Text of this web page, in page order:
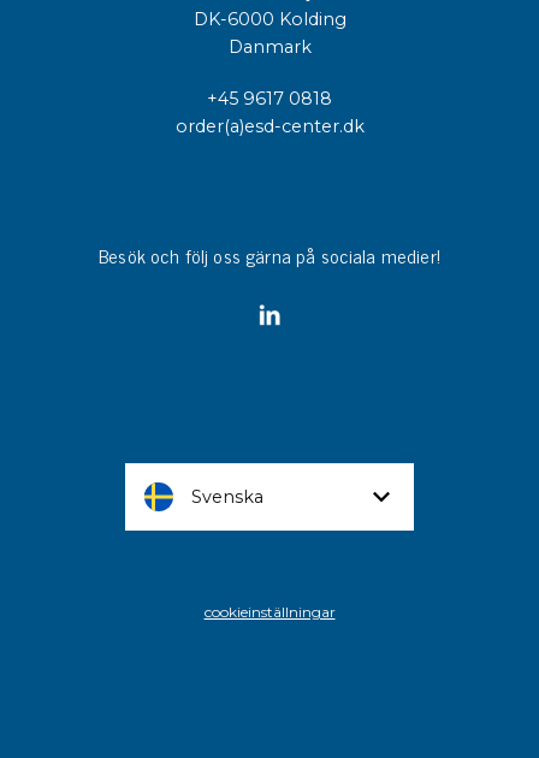
DK-6000 Kolding
Danmark
+45 9617 0818
order(a)esd-center.dk
Besök och följ oss gärna på sociala medier!
Svenska
cookieinställningar